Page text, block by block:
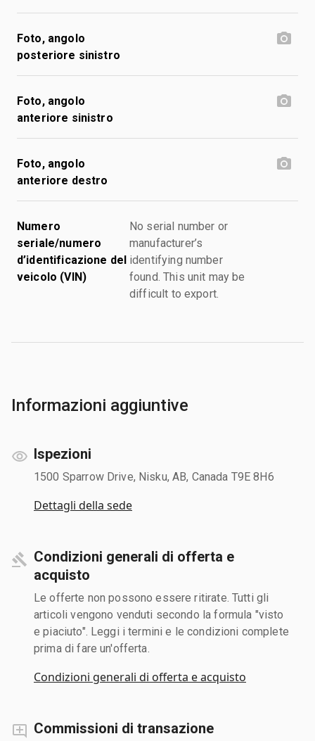
Foto, angolo
posteriore sinistro
Foto, angolo
anteriore sinistro
Foto, angolo
anteriore destro
Numero
seriale/numero
d’identificazione del
veicolo (VIN)
No serial number or
manufacturer’s
identifying number
found. This unit may be
difficult to export.
Informazioni aggiuntive
Ispezioni
1500 Sparrow Drive, Nisku, AB, Canada T9E 8H6
Dettagli della sede
Condizioni generali di offerta e
acquisto
Le offerte non possono essere ritirate. Tutti gli
articoli vengono venduti secondo la formula "visto
e piaciuto". Leggi i termini e le condizioni complete
prima di fare un'offerta.
Condizioni generali di offerta e acquisto
Commissioni di transazione